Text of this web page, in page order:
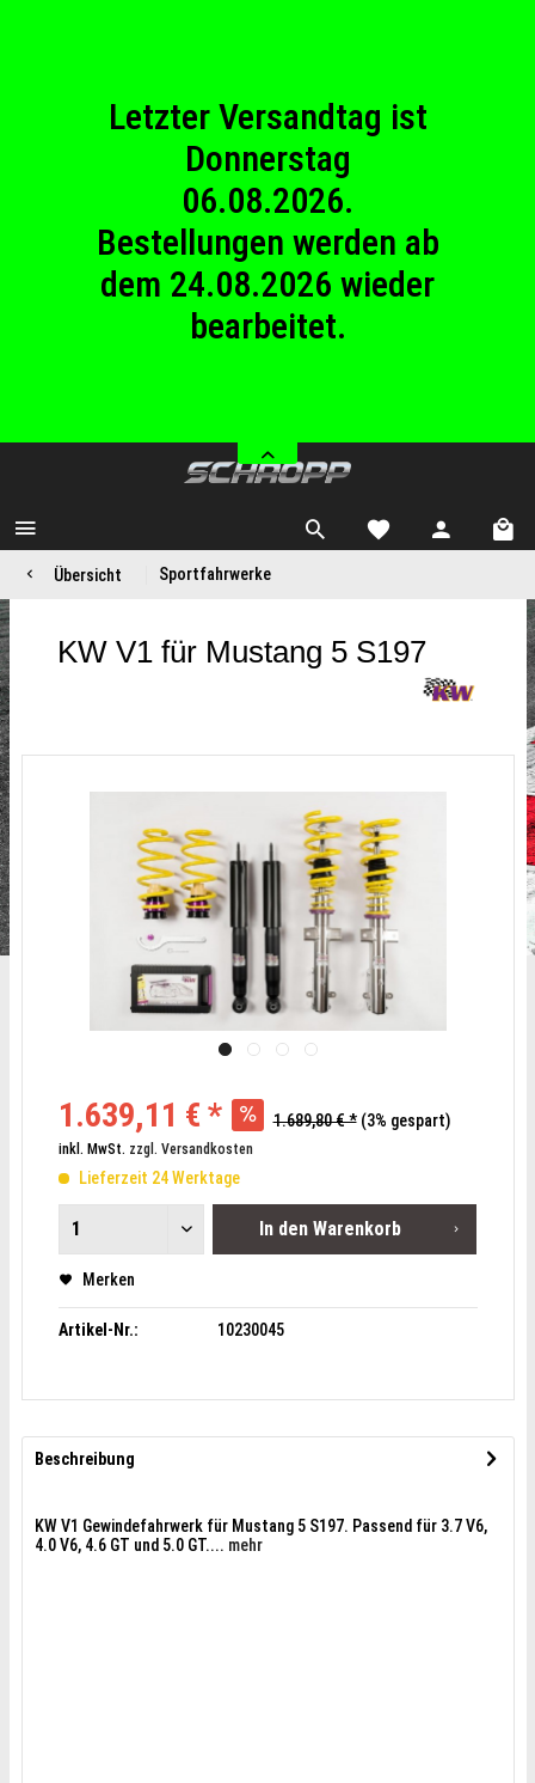
Letzter Versandtag ist
Donnerstag
06.08.2026.
Bestellungen werden ab
dem 24.08.2026 wieder
bearbeitet.
23.08.2026
Betriebsferien.
Übersicht Sportfahrwerke
KW V1 für Mustang 5 S197
1.639,11 € * 1.689,80 € * (3% gespart)
inkl. MwSt. zzgl. Versandkosten
Lieferzeit 24 Werktage
In den Warenkorb
Merken
Artikel-Nr.: 10230045
Beschreibung
KW V1 Gewindefahrwerk für Mustang 5 S197. Passend für 3.7 V6,
4.0 V6, 4.6 GT und 5.0 GT.... mehr